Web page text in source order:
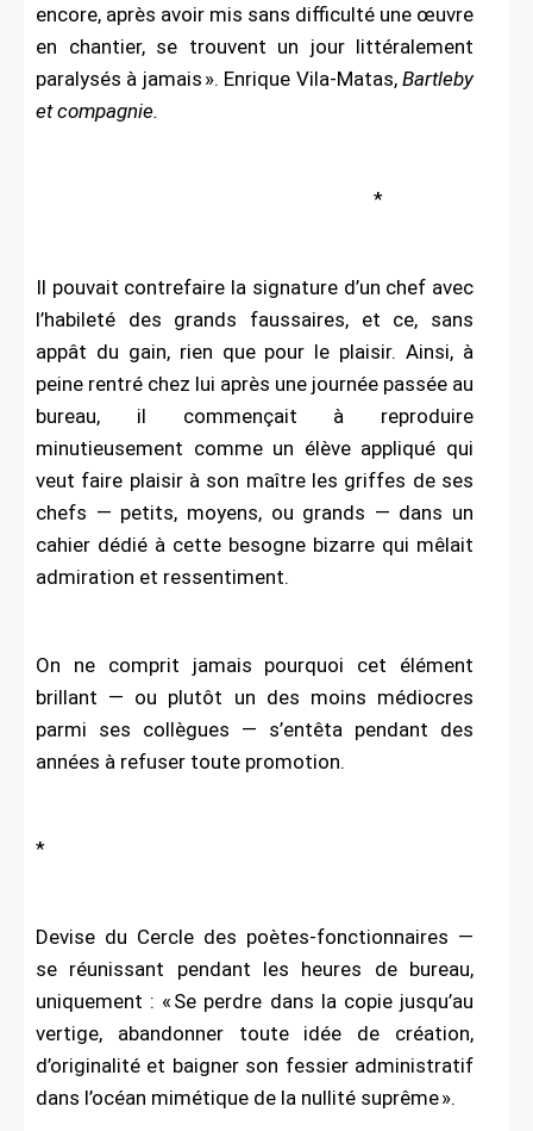
encore, après avoir mis sans difficulté une œuvre
en chantier, se trouvent un jour littéralement
paralysés à jamais ». Enrique Vila-Matas, Bartleby
et compagnie.
*
Il pouvait contrefaire la signature d’un chef avec
l’habileté des grands faussaires, et ce, sans
appât du gain, rien que pour le plaisir. Ainsi, à
peine rentré chez lui après une journée passée au
bureau, il commençait à reproduire
minutieusement comme un élève appliqué qui
veut faire plaisir à son maître les griffes de ses
chefs — petits, moyens, ou grands — dans un
cahier dédié à cette besogne bizarre qui mêlait
admiration et ressentiment.
On ne comprit jamais pourquoi cet élément
brillant — ou plutôt un des moins médiocres
parmi ses collègues — s’entêta pendant des
années à refuser toute promotion.
*
Devise du Cercle des poètes-fonctionnaires —
se réunissant pendant les heures de bureau,
uniquement : « Se perdre dans la copie jusqu’au
vertige, abandonner toute idée de création,
d’originalité et baigner son fessier administratif
dans l’océan mimétique de la nullité suprême ».